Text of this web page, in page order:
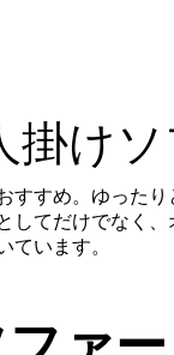
掛け
すすめ。ゆった
してだけでなく
ています。